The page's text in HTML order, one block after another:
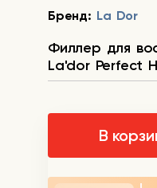
Бренд: La Dor
Филлер для
La'dor Perfect
В